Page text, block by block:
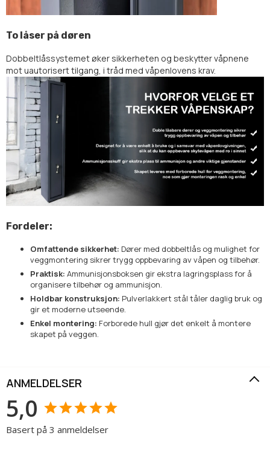
To låser på døren
Dobbeltlåssystemet øker sikkerheten og beskytter våpnene
mot uautorisert tilgang, i tråd med våpenlovens krav.
Fordeler:
Omfattende sikkerhet: Dører med dobbeltlås og mulighet for
veggmontering sikrer trygg oppbevaring av våpen og tilbehør.
Praktisk: Ammunisjonsboksen gir ekstra lagringsplass for å
organisere tilbehør og ammunisjon.
Holdbar konstruksjon: Pulverlakkert stål tåler daglig bruk og
gir et moderne utseende.
Enkel montering: Forborede hull gjør det enkelt å montere
skapet på veggen.
ANMELDELSER
5,0
Basert på 3 anmeldelser